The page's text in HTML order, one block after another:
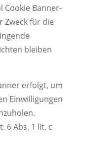
Cookie Banner-
Zweck für die
bleiben
erfolgt, um
Einwilligungen
6 Abs. 1 lit. c